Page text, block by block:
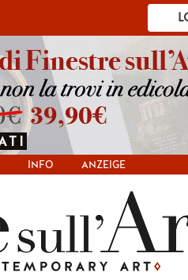
INFO ANZEIGE